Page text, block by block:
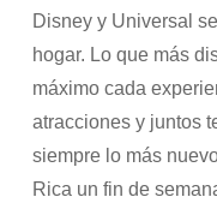
Disney y Universal
hogar. Lo que más
máximo cada
atracciones y juntos
siempre lo más
Rica un fin de